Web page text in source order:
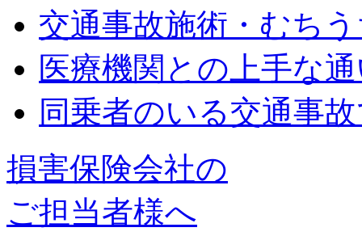
交通事故施術・むち
医療機関との上手な
同乗者のいる交通事
損害保険会社の
ご担当者様へ